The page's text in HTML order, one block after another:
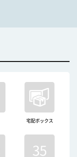
宅配ボックス